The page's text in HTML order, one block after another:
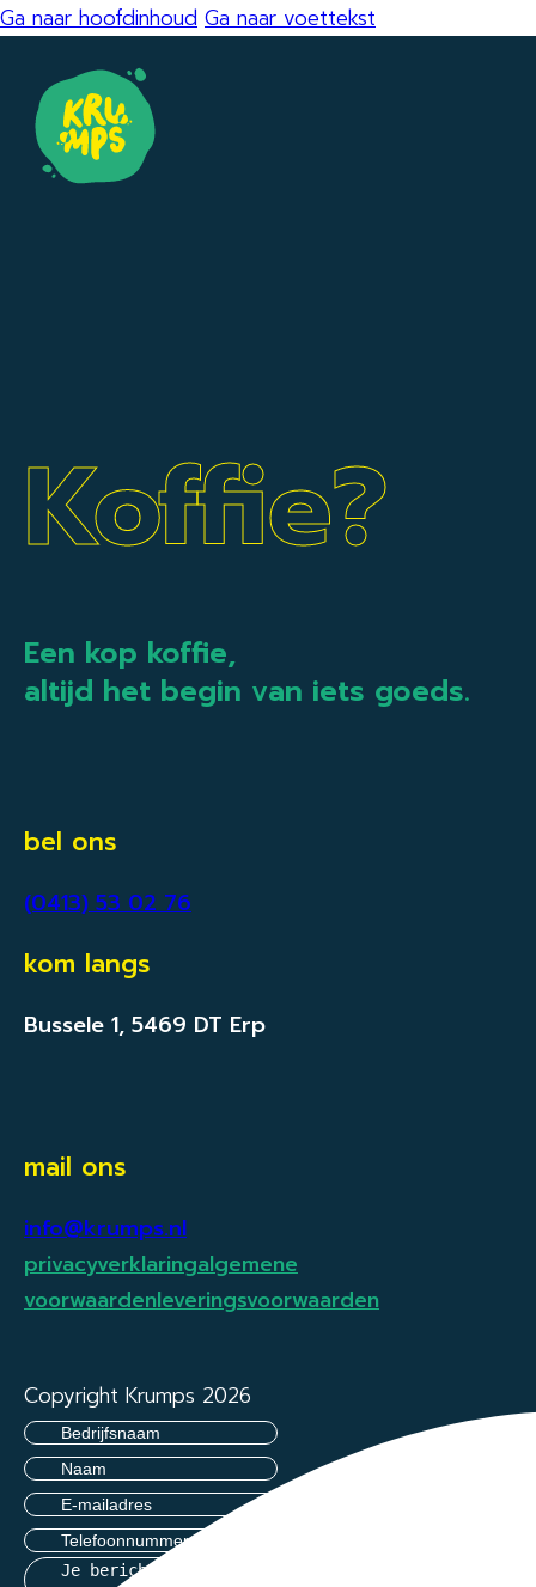
Ga naar hoofdinhoud Ga naar voettekst
Koffie?
Een kop koffie,
altijd het begin van iets goeds.
bel ons
(0413) 53 02 76
kom langs
Bussele 1, 5469 DT Erp
mail ons
info@krumps.nl
privacyverklaringalgemene
voorwaardenleveringsvoorwaarden
Copyright Krumps 2026